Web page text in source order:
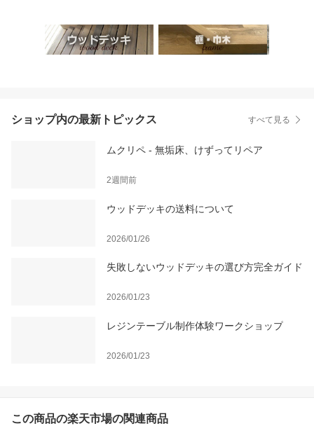
ショップ内の最新トピックス すべて見る
ムクリペ - 無垢床、けずってリペア
2週間前
ウッドデッキの送料について
2026/01/26
失敗しないウッドデッキの選び方完全ガイド
2026/01/23
レジンテーブル制作体験ワークショップ
2026/01/23
この商品の楽天市場の関連商品